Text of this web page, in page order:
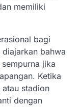
memiliki
bagi
diajarkan bahwa
jika
Ketika
stadion
dengan